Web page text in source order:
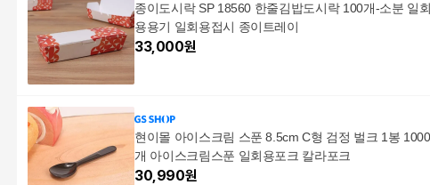
종이도시락 SP 18560 한줄김밥도시락 100개-소분 일
용용기 일회용접시 종이트레이
33,000원
현이몰 아이스크림 스푼 8.5cm C형 검정 벌크 1봉 1000
개 아이스크림스푼 일회용포크 칼라포크
30,990원